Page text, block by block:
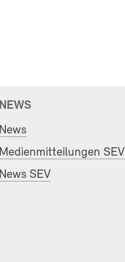
NEWS
News
Medienmitteilungen SEV
News SEV